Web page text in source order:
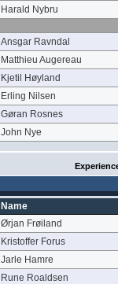
Harald Nybru
Ansgar Ravndal
Matthieu Augereau
Kjetil Høyland
Erling Nilsen
Gøran Rosnes
John Nye
Name
Ørjan Frøiland
Kristoffer Forus
Jarle Hamre
Rune Roaldsen